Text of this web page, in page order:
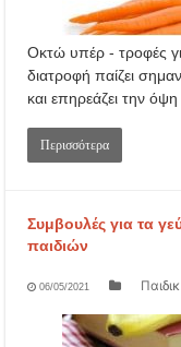
Οκτώ υπέρ - τροφές
διατροφή παίζει
και επηρεάζει την
Περισσότερα
Συμβουλές για τα
παιδιών
06/05/2021